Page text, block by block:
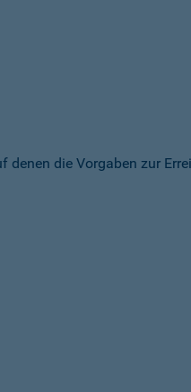
die Vorgaben zur